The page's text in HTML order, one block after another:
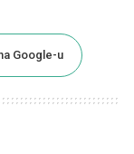
Google-u